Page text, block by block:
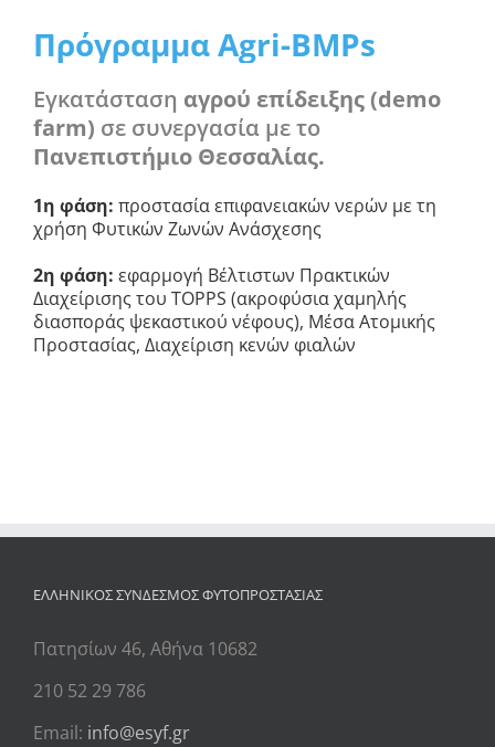
Πρόγραμμα Agri-BMPs
Εγκατάσταση αγρού επίδειξης (demo
farm) σε συνεργασία με το
Πανεπιστήμιο Θεσσαλίας.
1η φάση: προστασία επιφανειακών νερών με τη
χρήση Φυτικών Ζωνών Ανάσχεσης
2η φάση: εφαρμογή Βέλτιστων Πρακτικών
Διαχείρισης του ΤΟPPS (ακροφύσια χαμηλής
διασποράς ψεκαστικού νέφους), Μέσα Ατομικής
Προστασίας, Διαχείριση κενών φιαλών
ΕΛΛΗΝΙΚΟΣ ΣΥΝΔΕΣΜΟΣ ΦΥΤΟΠΡΟΣΤΑΣΙΑΣ
Πατησίων 46, Αθήνα 10682
210 52 29 786
Email: info@esyf.gr